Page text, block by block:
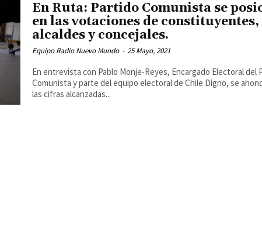
En Ruta: Partido Comunista se
en las votaciones de constituyentes,
alcaldes y concejales.
Equipo Radio Nuevo Mundo - 25 Mayo, 2021
En entrevista con Pablo Monje-Reyes, Encargado Electoral del
Comunista y parte del equipo electoral de Chile Digno, se
las cifras alcanzadas...